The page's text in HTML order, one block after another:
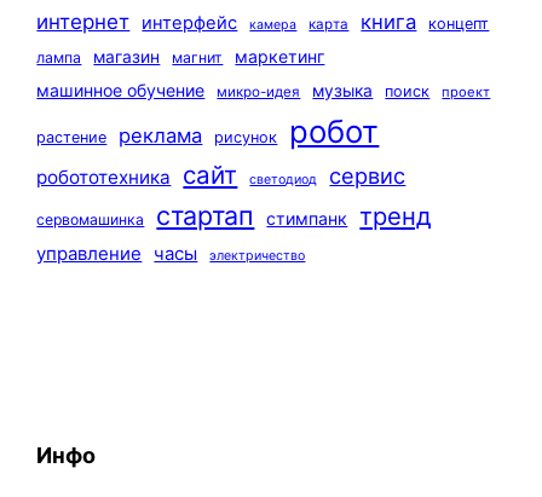
интернет интерфейс камера карта книга
концепт
лампа
магазин магнит
маркетинг
машинное обучение
микро-идея музыка поиск проект
растение реклама рисунок робот
робототехника сайт светодиод сервис
сервомашинка стартап стимпанк тренд
управление часы электричество
Инфо